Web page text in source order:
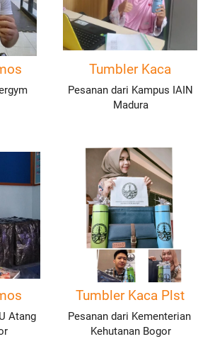
Tumbler Kaca
Madura
Atang
Tumbler Kaca Plst
Pesanan dari Kementerian
Kehutanan Bogor